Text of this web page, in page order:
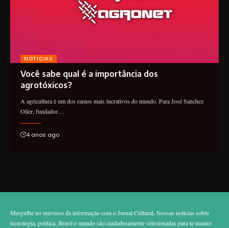
NOTICIAS
Você sabe qual é a importância dos
agrotóxicos?
A agricultura é um dos ramos mais lucrativos do mundo. Para José Sanchez
Oller, fundador…
4 anos ago
Mergulhe no universo da informação com o Jornal Cultural. Nossas notícias sobre
tecnologia, política, Brasil e mundo são cuidadosamente selecionadas para te manter